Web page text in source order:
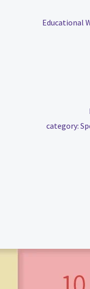
Educational
category: